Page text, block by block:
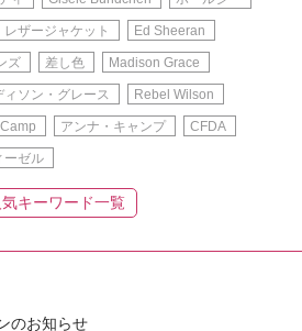
レザージャケット Ed Sheeran
ズ 差し色 Madison Grace
ィソン・グレース Rebel Wilson
アンナ・キャンプ CFDA
ーゼル
気キーワード一覧
のお知らせ